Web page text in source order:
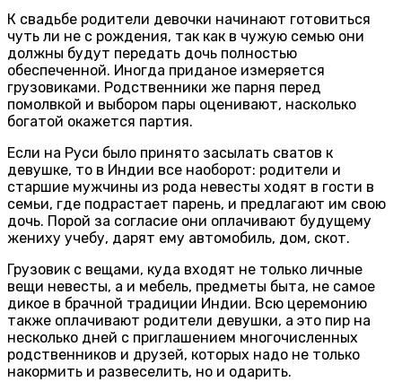
К свадьбе родители девочки начинают готовиться
чуть ли не с рождения, так как в чужую семью они
должны будут передать дочь полностью
обеспеченной. Иногда приданое измеряется
грузовиками. Родственники же парня перед
помолвкой и выбором пары оценивают, насколько
богатой окажется партия.
Если на Руси было принято засылать сватов к
девушке, то в Индии все наоборот: родители и
старшие мужчины из рода невесты ходят в гости в
семьи, где подрастает парень, и предлагают им свою
дочь. Порой за согласие они оплачивают будущему
жениху учебу, дарят ему автомобиль, дом, скот.
Грузовик с вещами, куда входят не только личные
вещи невесты, а и мебель, предметы быта, не самое
дикое в брачной традиции Индии. Всю церемонию
также оплачивают родители девушки, а это пир на
несколько дней с приглашением многочисленных
родственников и друзей, которых надо не только
накормить и развеселить, но и одарить.